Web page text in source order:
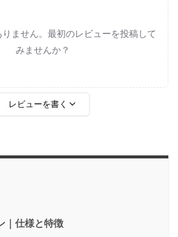
りません。最初のレビューを投稿して
みませんか？
レビューを書く
｜仕様と特徴